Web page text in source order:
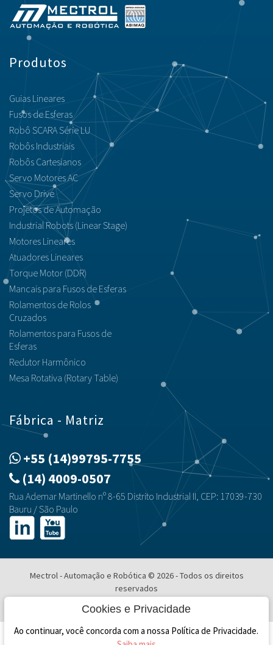
Produtos
Guias Lineares
Fusos de Esferas
Robô SCARA Série LU
Robôs Industriais
Robôs Cartesianos
Servo Motores AC
Servo Drive
Projetos de Automação
Industrial Robots (Linear Stage)
Motores Lineares
Atuadores Lineares
Torque Motor (DDR)
Mancais para Fusos de Esferas
Rolamentos de Rolos
Cruzados
Rolamentos para Fusos de
Esferas
Redutor Harmônico
Mesa Rotativa (Rotary Table)
Fábrica - Matriz
+55 (14)99795-7755
(14) 4009-0507
Rua Ademar Martinello nº 8-65 Distrito Industrial II, CEP: 17039-730
Bauru / São Paulo
Mectrol - Automação e Robótica © 2026 - Todos os direitos
reservados
Desenvolvimento e Hospedagem
Cookies e Privacidade
Ao continuar, você concorda com a nossa Política de Privacidade.